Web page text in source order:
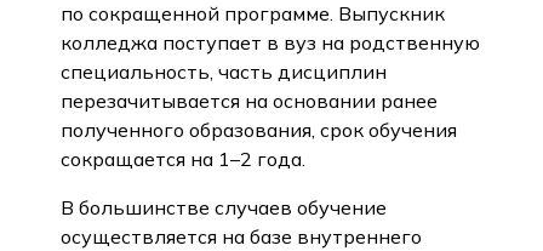
по сокращенной программе. Выпускник
колледжа поступает в вуз на родственную
специальность, часть дисциплин
перезачитывается на основании ранее
полученного образования, срок обучения
сокращается на 1–2 года.
В большинстве случаев обучение
осуществляется на базе внутреннего
Ещё статьи
ЛОНГРИД